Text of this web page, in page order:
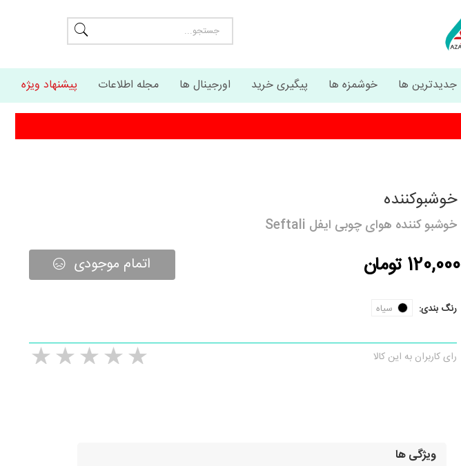
جدیدترین ها خوشمزه ها پیگیری خرید اورجینال ها مجله اطلاعات پیشنهاد ویژه
خوشبوکننده
خوشبو کننده هوای چوبی ایفل Seftali
120,000 تومان اتمام موجودی
رنگ بندی: سیاه
رای کاربران به این کالا
ویژگی ها